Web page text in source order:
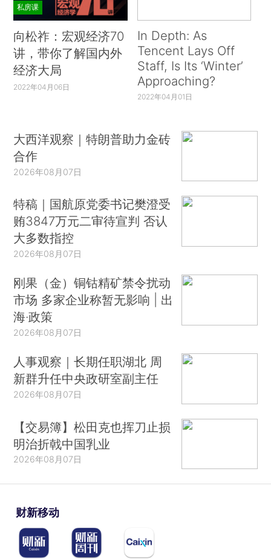
私房课
向松祚：宏观经济70
讲，带你了解国内外
经济大局
2022年04月06日
In Depth: As
Tencent Lays Off
Staff, Is Its ‘Winter’
Approaching?
2022年04月01日
大西洋观察｜特朗普助力金砖
合作
2026年08月07日
特稿｜国航原党委书记樊澄受
贿3847万元二审待宣判 否认
大多数指控
2026年08月07日
刚果（金）铜钴精矿禁令扰动
市场 多家企业称暂无影响 | 出
海·政策
2026年08月07日
人事观察｜长期任职湖北 周
新群升任中央政研室副主任
2026年08月07日
【交易簿】松田克也挥刀止损
明治折戟中国乳业
2026年08月07日
财新移动